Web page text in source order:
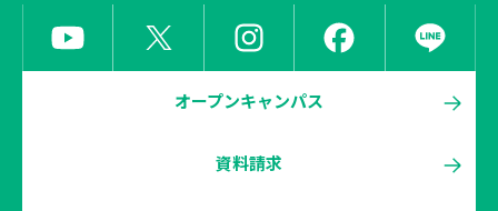
オープンキャンパス
資料請求